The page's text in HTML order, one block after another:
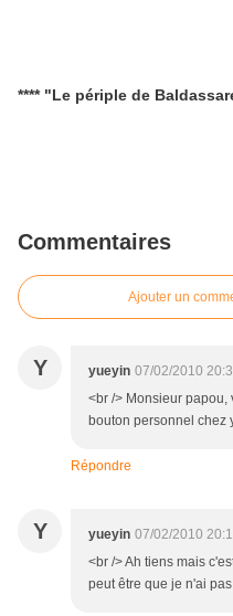
**** "Le périple de
Commentaires
Ajouter un
Y yueyin 07/02/2010
<br /> Monsieur papou,
bouton personnel chez
Répondre
Y yueyin 07/02/2010
<br /> Ah tiens mais
peut être que je n'ai